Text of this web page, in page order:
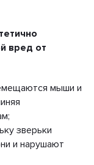
вред от
мыши и
зверьки
и нарушают